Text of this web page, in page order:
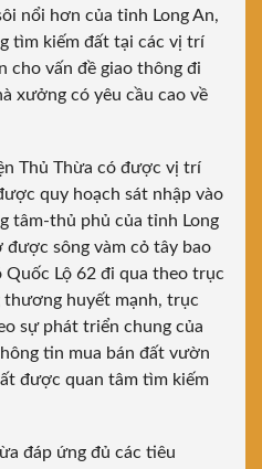
nổi hơn của tỉnh Long An,
tìm kiếm đất tại các vị trí
cho vấn đề giao thông đi
xưởng có yêu cầu cao về
Thủ Thừa có được vị trí
quy hoạch sát nhập vào
tâm-thủ phủ của tỉnh Long
được sông vàm cỏ tây bao
Quốc Lộ 62 đi qua theo trục
huyết mạnh, trục
sự phát triển chung của
tin mua bán đất vườn
được quan tâm tìm kiếm
đáp ứng đủ các tiêu